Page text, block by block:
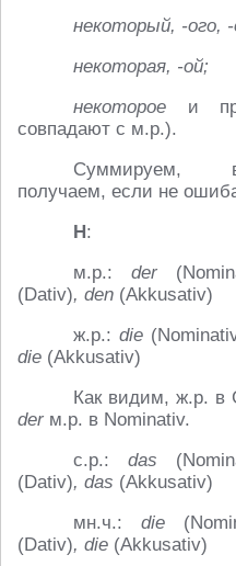
некоторый, -ого,
некоторая, -ой;
некоторое и
совпадают с м.р.).
Суммируем,
получаем, если не
Н:
м.р.: der
(Dativ), den (Akkusativ)
ж.р.: die
die (Akkusativ)
Как видим, ж.р. в
der м.р. в Nominativ.
с.р.: das
(Dativ), das (Akkusativ)
мн.ч.: die
(Dativ), die (Akkusativ)